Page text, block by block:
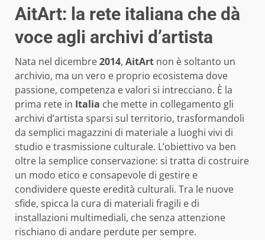
AitArt: la rete italiana che dà
voce agli archivi d’artista
Nata nel dicembre2014, AitArt non è soltanto un
archivio, ma un vero e proprio ecosistema dove
passione, competenza e valori si intrecciano. È la
prima rete in Italia che mette in collegamento gli
archivi d’artista sparsi sul territorio, trasformandoli
da semplici magazzini di materiale a luoghi vivi di
studio e trasmissione culturale. L’obiettivo va ben
oltre la semplice conservazione: si tratta di costruire
un modo etico e consapevole di gestire e
condividere queste eredità culturali. Tra le nuove
sfide, spicca la cura di materiali fragili e di
installazioni multimediali, che senza attenzione
rischiano di andare perdute per sempre.